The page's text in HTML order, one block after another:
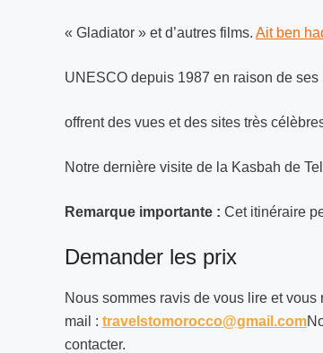
« Gladiator » et d’autres films. Ait ben
UNESCO depuis 1987 en raison de
offrent des vues et des sites très
Notre dernière visite de la Kasbah de
Remarque importante : Cet itinéraire
Demander les prix
Nous sommes ravis de vous lire et
mail : travelstomorocco@gmail.com
contacter.